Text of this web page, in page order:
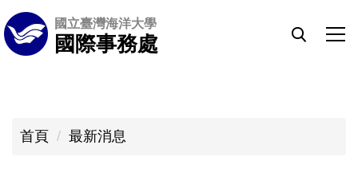
跳
到
主
國立臺灣海洋大學
國際事務處
首頁 最新消息